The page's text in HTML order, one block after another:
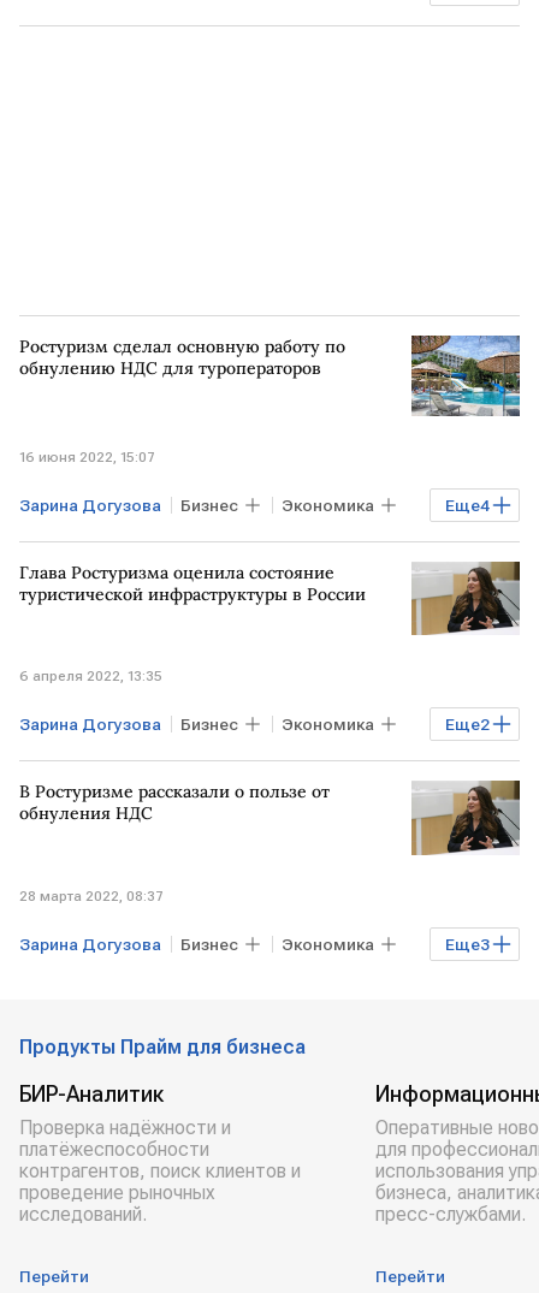
Экономика Туризм Ростуризм
Ростуризм сделал основную работу по
обнулению НДС для туроператоров
16 июня 2022, 15:07
Еще4
Зарина Догузова Бизнес Экономика
Туризм Ростуризм
обнуление НДС туроператоры
Глава Ростуризма оценила состояние
туристической инфраструктуры в России
6 апреля 2022, 13:35
Еще2
Зарина Догузова Бизнес Экономика
Туризм Ростуризм
В Ростуризме рассказали о пользе от
обнуления НДС
28 марта 2022, 08:37
Еще3
Зарина Догузова Бизнес Экономика
Продукты Прайм для бизнеса
БИР-Аналитик
Проверка надёжности и
платёжеспособности
контрагентов, поиск клиентов и
проведение рыночных
исследований.
Перейти
Оперативные
для
использования
бизнеса,
пресс-службами.
Перейти